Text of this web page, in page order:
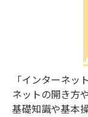
「インターネッ
ネットの開き方
基礎知識や基本